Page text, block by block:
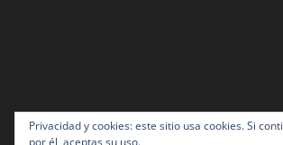
Privacidad y cookies: este sitio usa cookies. Si
por él, aceptas su uso.